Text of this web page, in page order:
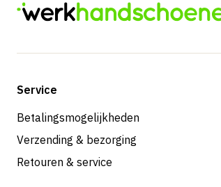
Service
Betalingsmogelijkheden
Verzending & bezorging
Retouren & service